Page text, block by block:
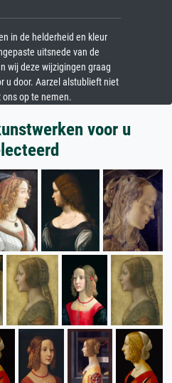
in de helderheid en kleur
uitsnede van de
wij deze wijzigingen graag
u door. Aarzel alstublieft niet
op te nemen.
voor u